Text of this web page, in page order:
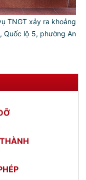
TNGT xảy ra khoảng
lộ 5, phường An
MỆNH LÀ: